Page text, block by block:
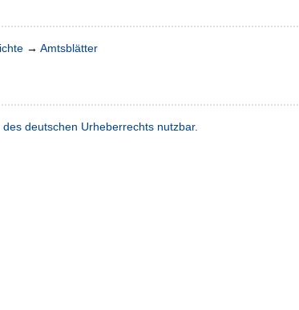
→ Amtsblätter
deutschen Urheberrechts nutzbar.